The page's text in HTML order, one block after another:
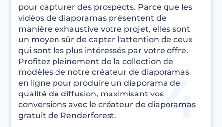
pour capturer des prospects. Parce que les
vidéos de diaporamas présentent de
manière exhaustive votre projet, elles sont
un moyen sûr de capter l'attention de ceux
qui sont les plus intéressés par votre offre.
Profitez pleinement de la collection de
modèles de notre créateur de diaporamas
en ligne pour produire un diaporama de
qualité de diffusion, maximisant vos
conversions avec le créateur de diaporamas
gratuit de Renderforest.